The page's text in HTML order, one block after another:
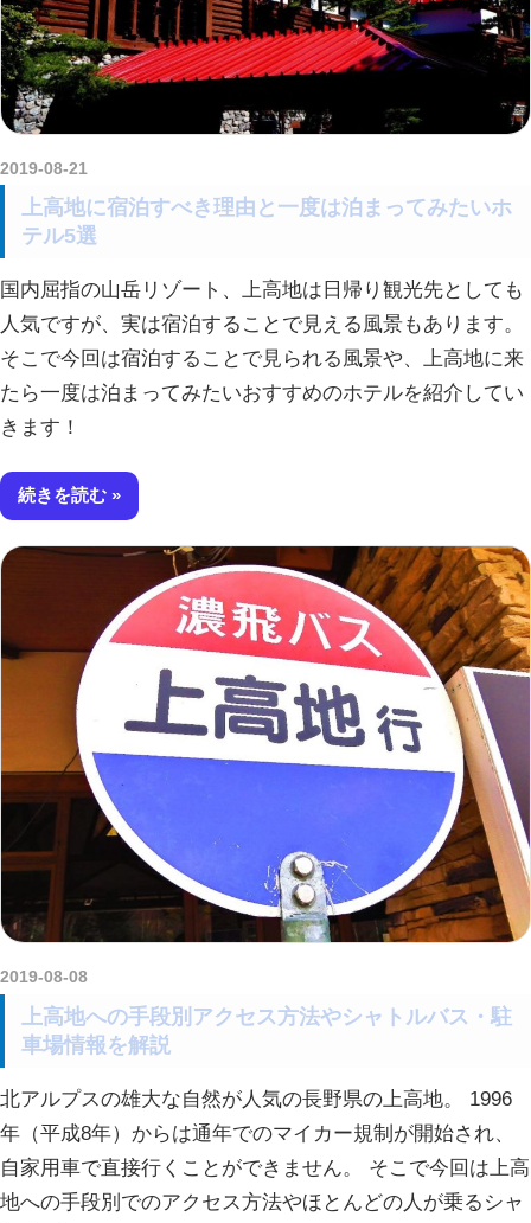
2019-08-21
上高地に宿泊すべき理由と一度は泊まってみたいホ
テル5選
国内屈指の山岳リゾート、上高地は日帰り観光先としても
人気ですが、実は宿泊することで見える風景もあります。
そこで今回は宿泊することで見られる風景や、上高地に来
たら一度は泊まってみたいおすすめのホテルを紹介してい
きます！
続きを読む
2019-08-08
上高地への手段別アクセス方法やシャトルバス・駐
車場情報を解説
北アルプスの雄大な自然が人気の長野県の上高地。 1996
年（平成8年）からは通年でのマイカー規制が開始され、
自家用車で直接行くことができません。 そこで今回は上高
地への手段別でのアクセス方法やほとんどの人が乗るシャ